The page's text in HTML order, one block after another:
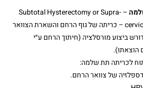
– Subtotal Hysterectomy or Supra-
cervical hysterectomy – כריתה של גוף הרחם והשארת הצוואר
ביצוע מורסלציה (חיתוך הרחם ע״י
הוצאתו).
לכריתה תת שלמה:
של צוואר הרחם.